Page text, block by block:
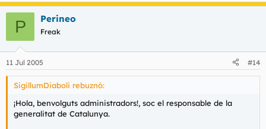
P Perineo
Freak
11 Jul 2005 #14
SigillumDiaboli rebuznó:
¡Hola, benvolguts administradors!, soc el responsable de la
generalitat de Catalunya.